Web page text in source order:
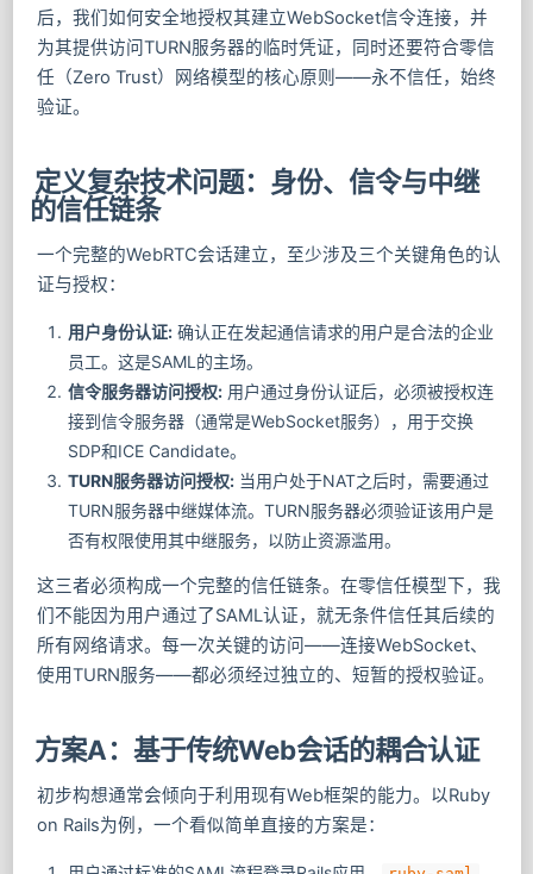
后，我们如何安全地授权其建立WebSocket信令连接，并
为其提供访问TURN服务器的临时凭证，同时还要符合零信
任（Zero Trust）网络模型的核心原则——永不信任，始终
验证。
定义复杂技术问题：身份、信令与中继
的信任链条
一个完整的WebRTC会话建立，至少涉及三个关键角色的认
证与授权：
用户身份认证:确认正在发起通信请求的用户是合法的企业
员工。这是SAML的主场。
信令服务器访问授权:用户通过身份认证后，必须被授权连
接到信令服务器（通常是WebSocket服务），用于交换
SDP和ICE Candidate。
TURN服务器访问授权:当用户处于NAT之后时，需要通过
TURN服务器中继媒体流。TURN服务器必须验证该用户是
否有权限使用其中继服务，以防止资源滥用。
这三者必须构成一个完整的信任链条。在零信任模型下，我
们不能因为用户通过了SAML认证，就无条件信任其后续的
所有网络请求。每一次关键的访问——连接WebSocket、
使用TURN服务——都必须经过独立的、短暂的授权验证。
方案A：基于传统Web会话的耦合认证
初步构想通常会倾向于利用现有Web框架的能力。以Ruby
on Rails为例，一个看似简单直接的方案是：